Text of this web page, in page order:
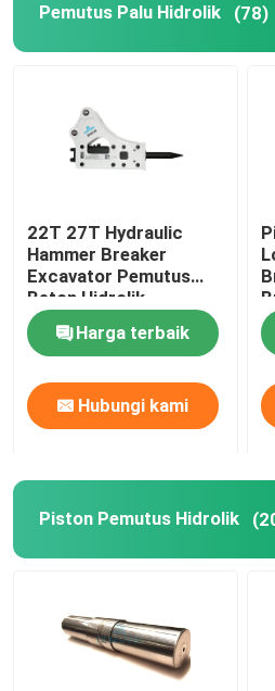
Produk
Tentang kami
Tur Pabrik
Kontrol kualitas
Permintaan Penawaran
Pemutus Palu Hidrolik
Pemutus Palu Hidrolik (78)
22T 27T Hydraulic
Hammer Breaker
Excavator Pemutus
Beton Hidrolik
Harga terbaik
Hubungi kami
Piston Pemutus Hidrolik